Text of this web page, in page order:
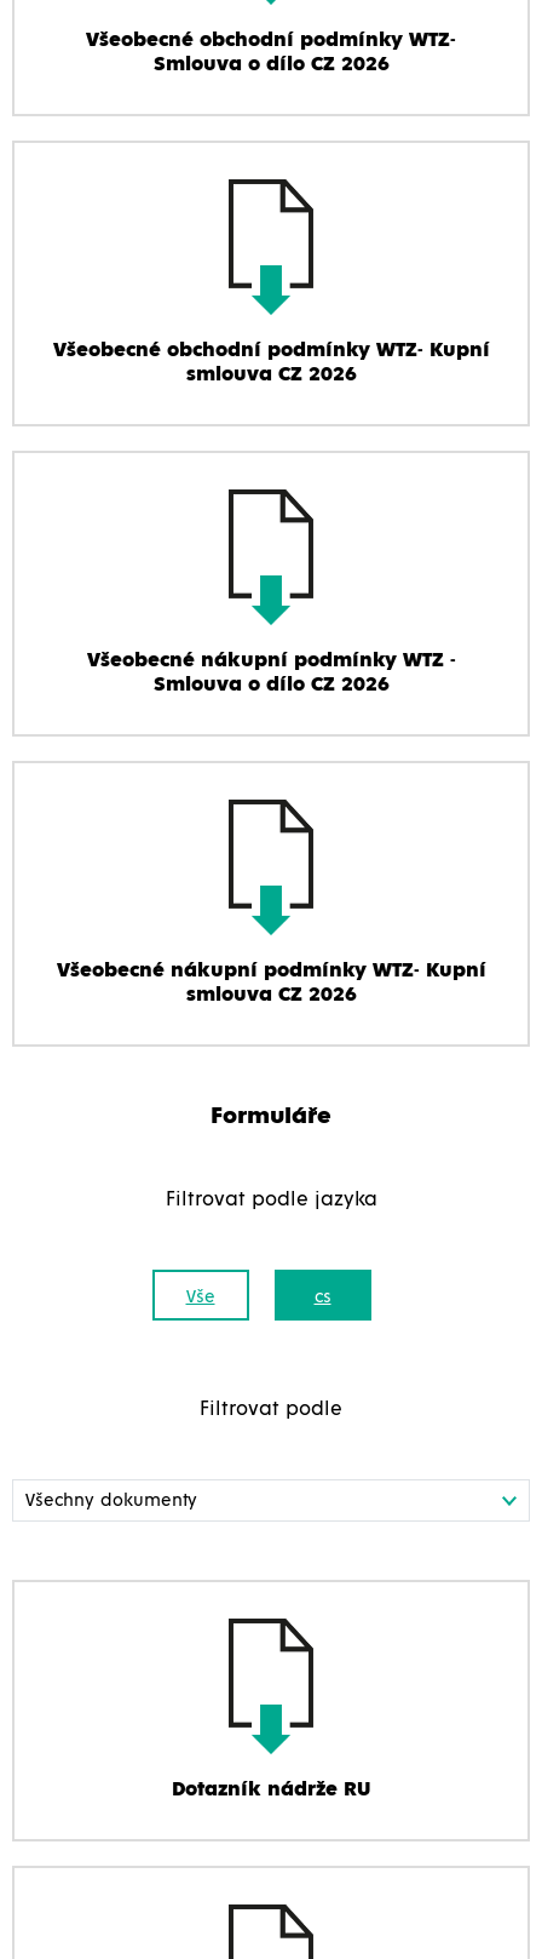
Všeobecné obchodní podmínky WTZ-
Smlouva o dílo CZ 2026
Všeobecné obchodní podmínky WTZ- Kupní
smlouva CZ 2026
Všeobecné nákupní podmínky WTZ -
Smlouva o dílo CZ 2026
Všeobecné nákupní podmínky WTZ- Kupní
smlouva CZ 2026
Formuláře
Filtrovat podle jazyka
Vše cs
Filtrovat podle
Dotazník nádrže RU